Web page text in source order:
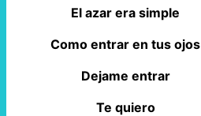
El azar era simple
Como entrar en tus ojos
Dejame entrar
Te quiero